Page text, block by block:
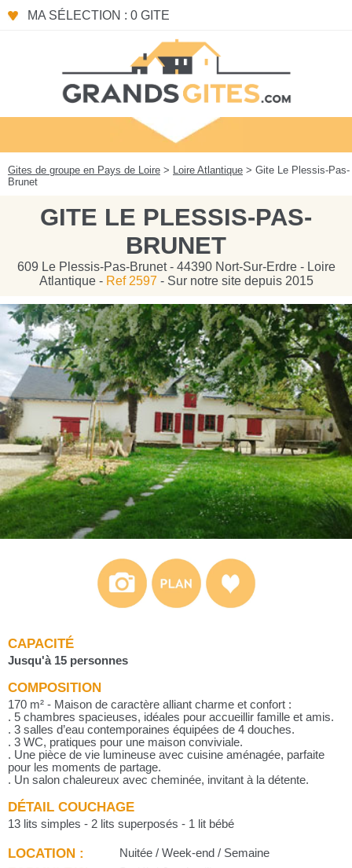
MA SÉLECTION : 0 GITE
Gites de groupe en Pays de Loire > Loire Atlantique > Gite Le Plessis-Pas-
Brunet
GITE LE PLESSIS-PAS-
BRUNET
609 Le Plessis-Pas-Brunet - 44390 Nort-Sur-Erdre - Loire
Atlantique - Ref 2597 - Sur notre site depuis 2015
CAPACITÉ
Jusqu'à 15 personnes
COMPOSITION
170 m² - Maison de caractère alliant charme et confort :
. 5 chambres spacieuses, idéales pour accueillir famille et amis.
. 3 salles d’eau contemporaines équipées de 4 douches.
. 3 WC, pratiques pour une maison conviviale.
. Une pièce de vie lumineuse avec cuisine aménagée, parfaite
pour les moments de partage.
. Un salon chaleureux avec cheminée, invitant à la détente.
DÉTAIL COUCHAGE
13 lits simples - 2 lits superposés - 1 lit bébé
LOCATION : Nuitée / Week-end / Semaine
Panneau de gestion des cookies